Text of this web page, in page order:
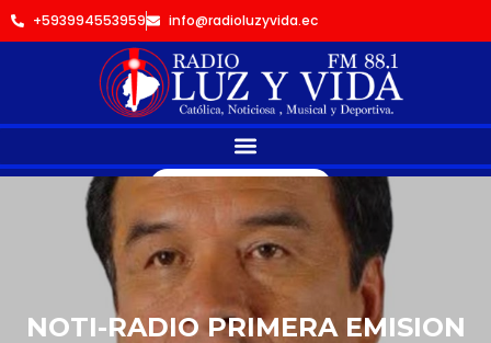
+593994553959 info@radioluzyvida.ec
Hable con nosotros
NOTI-RADIO PRIMERA EMISION